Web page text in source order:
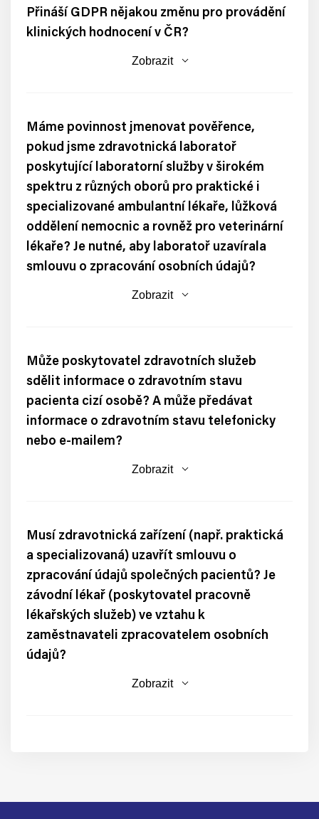
Přináší GDPR nějakou změnu pro provádění
klinických hodnocení v ČR?
Zobrazit
Máme povinnost jmenovat pověřence,
pokud jsme zdravotnická laboratoř
poskytující laboratorní služby v širokém
spektru z různých oborů pro praktické i
specializované ambulantní lékaře, lůžková
oddělení nemocnic a rovněž pro veterinární
lékaře? Je nutné, aby laboratoř uzavírala
smlouvu o zpracování osobních údajů?
Zobrazit
Může poskytovatel zdravotních služeb
sdělit informace o zdravotním stavu
pacienta cizí osobě? A může předávat
informace o zdravotním stavu telefonicky
nebo e-mailem?
Zobrazit
Musí zdravotnická zařízení (např. praktická
a specializovaná) uzavřít smlouvu o
zpracování údajů společných pacientů? Je
závodní lékař (poskytovatel pracovně
lékařských služeb) ve vztahu k
zaměstnavateli zpracovatelem osobních
údajů?
Zobrazit